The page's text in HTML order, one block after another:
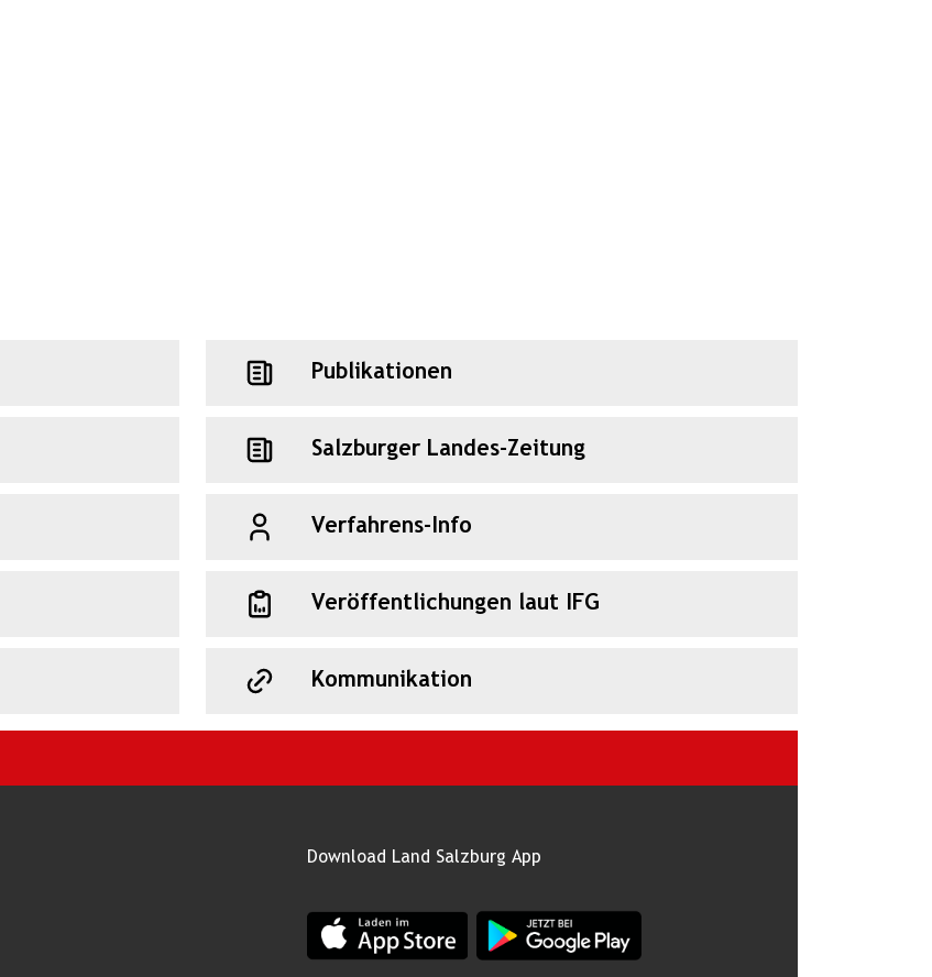
Publikationen
Salzburger Landes-Zeitung
Verfahrens-Info
Veröffentlichungen laut IFG
Kommunikation
Download Land Salzburg App
App Land Salzburg im Apple App StoreApp Land Salzburg im Google Play Store